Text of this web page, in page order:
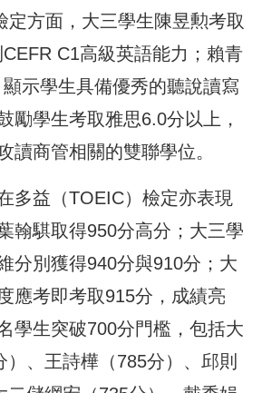
定方面，大三學生陳昱勲考取
C1高級英語能力；賴青
示學生具備優秀的聽說讀寫
勵學生考取雅思6.0分以上，
讀商管相關的雙聯學位。
多益（TOEIC）檢定亦表現
翰騏取得950分高分；大三學
分別獲得940分與910分；大
應考即考取915分，成績亮
學生突破700分門檻，包括大
）、王詩樺（785分）、邱則